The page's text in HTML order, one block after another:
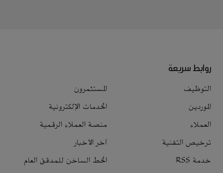
روابط سريعة
التوظيف
المستثمرون
الموردين
الخدمات الإلكترونية
العملاء
منصة العملاء الرقمية
ترخيص التقنية
آخر الأخبار
خدمة RSS
الخط الساخن للمدقق العام